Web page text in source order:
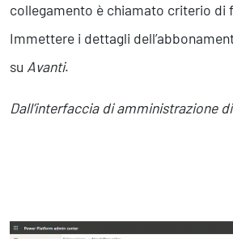
collegamento è chiamato criterio di
Immettere i dettagli
su Avanti.
Dall’interfaccia di amministrazione